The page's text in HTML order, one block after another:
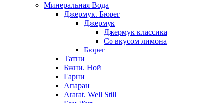
Минеральная Вода
Джермук. Бюрег
Джермук
Джермук классика
Со вкусом лимона
Бюрег
Татни
Бжни. Ной
Гарни
Апаран
Ararat. Well Still